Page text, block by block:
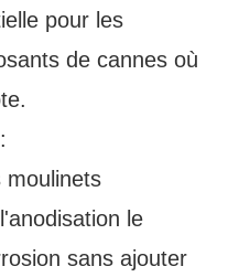
pour les
de cannes où
:
moulinets
le
sans ajouter